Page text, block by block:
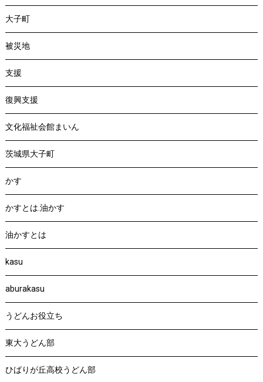
大子町
被災地
支援
復興支援
文化福祉会館まいん
茨城県大子町
かす
かすとは.油かす
油かすとは
kasu
aburakasu
うどんお役立ち
東大うどん部
ひばりが丘高校うどん部